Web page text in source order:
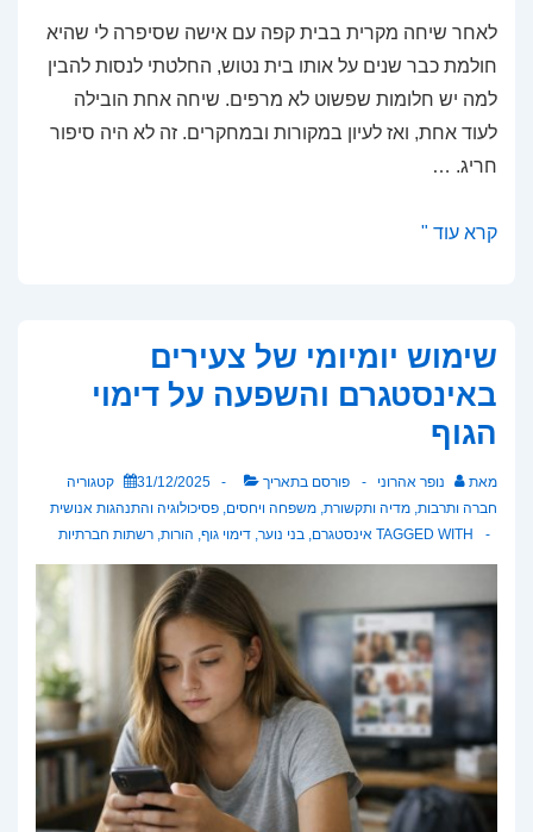
לאחר שיחה מקרית בבית קפה עם אישה שסיפרה לי שהיא
חולמת כבר שנים על אותו בית נטוש, החלטתי לנסות להבין
למה יש חלומות שפשוט לא מרפים. שיחה אחת הובילה
לעוד אחת, ואז לעיון במקורות ובמחקרים. זה לא היה סיפור
חריג. …
מה
חוזרים?
חלומות
חוזרים
מתחים,
חרדות
ודפוסים
נסתרים
קרא עוד "
שימוש יומיומי של צעירים
באינסטגרם והשפעה על דימוי
הגוף
מאת נופר אהרוני פורסם בתאריך 31/12/2025
קטגוריה
חברה ותרבות מדיה ותקשורת משפחה ויחסים פסיכולוגיה והתנהגות אנושית
TAGGED WITH אינסטגרם בני נוער דימוי גוף הורות רשתות חברתיות